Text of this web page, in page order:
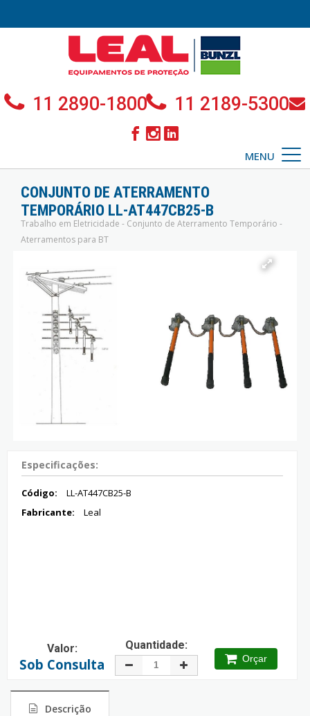
11 2890-1800 11 2189-5300
MENU
CONJUNTO DE ATERRAMENTO
TEMPORÁRIO LL-AT447CB25-B
Trabalho em Eletricidade - Conjunto de Aterramento Temporário -
Aterramentos para BT
Especificações:
Código:
LL-AT447CB25-B
Fabricante:
Leal
Valor:
Sob Consulta
Quantidade:
Orçar
Descrição